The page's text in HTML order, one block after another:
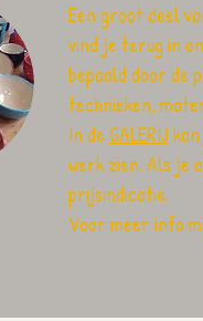
Een groot deel
vind je terug in
bepaald door de
technieken,
In de GALERIJ
werk zien. Als je
prijsindicatie.
Voor meer info